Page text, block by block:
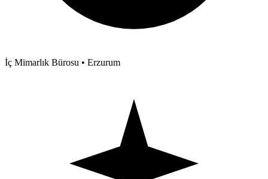
İç Mimarlık Bürosu • Erzurum